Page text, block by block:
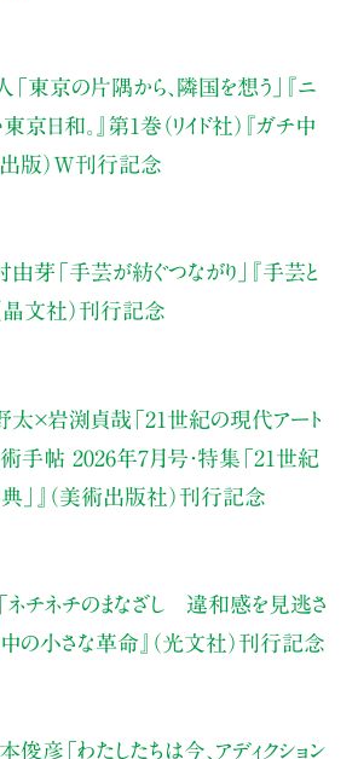
「東京の片隅から、隣国を想う」
『ニ
京日和。』第1巻（リイド社） 『ガチ中
版）W刊行記念
由芽 「手芸が紡ぐつながり」
『手芸と
（晶文社）刊行記念
太×岩渕貞哉 「21世紀の現代アート
術手帖 2026年7月号・特集「21世紀
」』（美術出版社）刊行記念
ネチネチのまなざし 違和感を見逃さ
中の小さな革命』（光文社）刊行記念
俊彦 「わたしたちは今、アディクション